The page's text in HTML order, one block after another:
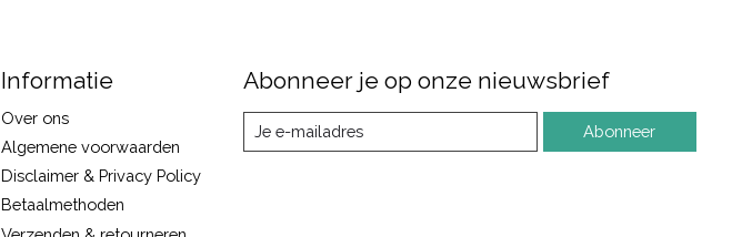
Informatie
Over ons
Algemene voorwaarden
Disclaimer & Privacy Policy
Betaalmethoden
Abonneer je op onze nieuwsbrief
Abonneer